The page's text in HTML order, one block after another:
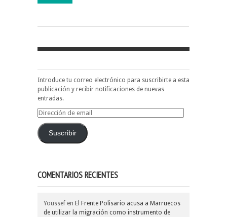
Introduce tu correo electrónico para suscribirte a esta
publicación y recibir notificaciones de nuevas
entradas.
Dirección
emailSuscribir
COMENTARIOS RECIENTES
Youssef en El Frente Polisario acusa a Marruecos
de utilizar la migración como instrumento de